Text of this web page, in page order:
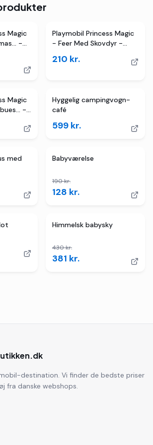
TILBUD
Magic
-
Playmobil Princess Magic
- Feer Med Skovdyr -
210 kr.
Magic
-
Hyggelig campingvogn-
café
599 kr.
TILBUD
med
4butikker
Babyværelse
190kr.
128 kr.
Himmelsk babysky
430kr.
381 kr.
destination. Vi finder de bedste priser
fra danske webshops.